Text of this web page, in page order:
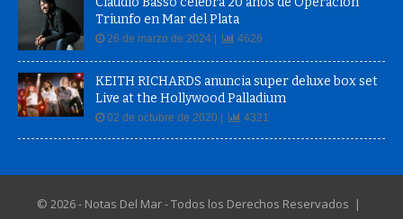
Triunfo en Mar del Plata
26 de marzo de 2024 | 4626
KEITH RICHARDS anuncia super deluxe box set
Live at the Hollywood Palladium
02 de octubre de 2020 | 4321
© 2026 - Notas Del Mar - Todos los Derechos Reservados |